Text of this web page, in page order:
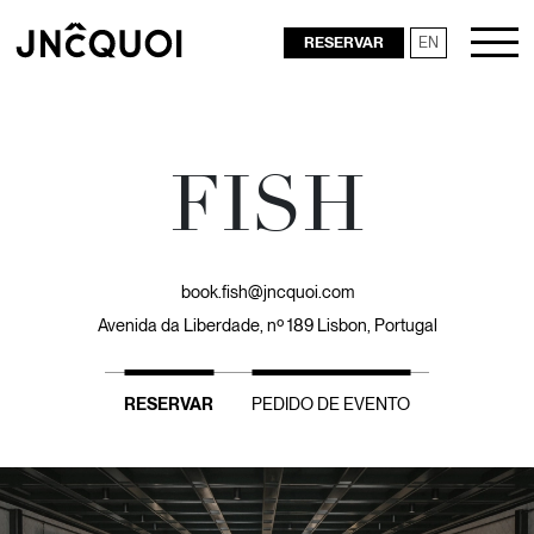
RESERVAR EN
FISH
book.fish@jncquoi.com
Avenida da Liberdade, nº 189 Lisbon, Portugal
RESERVAR PEDIDO DE EVENTO